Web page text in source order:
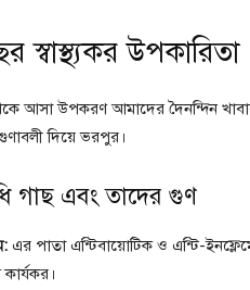
স্বাস্থ্যকর উপকারিতা
আসা উপকরণ আমাদের দৈনন্দিন
দিয়ে ভরপুর।
গাছ এবং তাদের গুণ
এর পাতা এন্টিবায়োটিক ও এন্টি-